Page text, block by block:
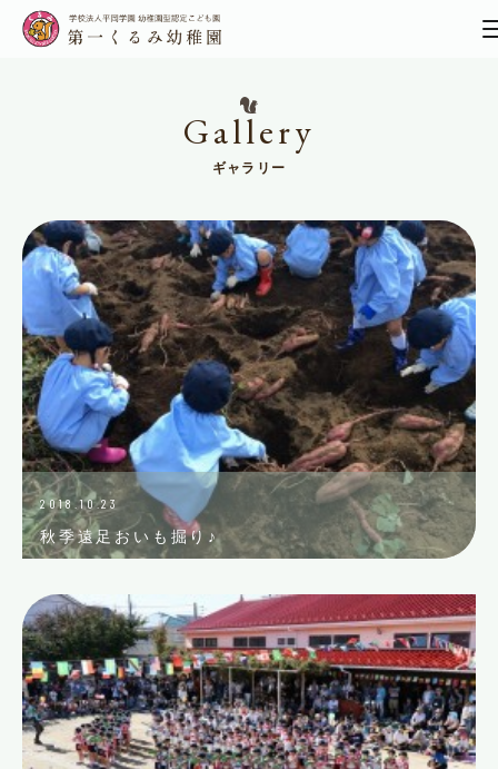
gallery
ギャラリー
2018.10.23
秋季遠足おいも掘り♪